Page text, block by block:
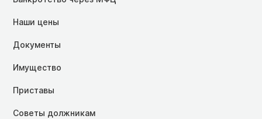
Наши цены
Документы
Имущество
Приставы
Советы должникам